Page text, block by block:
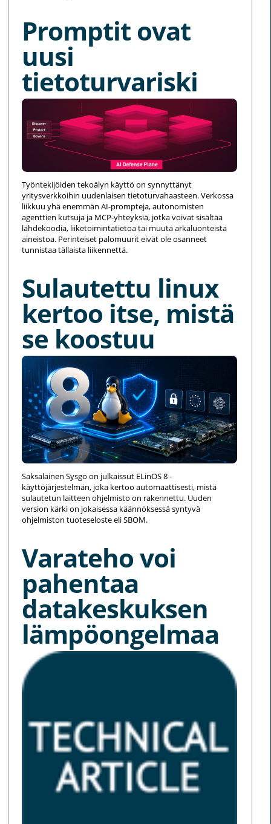
Promptit ovat
uusi
tietoturvariski
Työntekijöiden tekoälyn käyttö on synnyttänyt
yritysverkkoihin uudenlaisen tietoturvahaasteen. Verkossa
liikkuu yhä enemmän AI-prompteja, autonomisten
agenttien kutsuja ja MCP-yhteyksiä, jotka voivat sisältää
lähdekoodia, liiketoimintatietoa tai muuta arkaluonteista
aineistoa. Perinteiset palomuurit eivät ole osanneet
tunnistaa tällaista liikennettä.
Sulautettu linux
kertoo itse, mistä
se koostuu
Saksalainen Sysgo on julkaissut ELinOS 8 -
käyttöjärjestelmän, joka kertoo automaattisesti, mistä
sulautetun laitteen ohjelmisto on rakennettu. Uuden
version kärki on jokaisessa käännöksessä syntyvä
ohjelmiston tuoteseloste eli SBOM.
Varateho voi
pahentaa
datakeskuksen
lämpöongelmaa